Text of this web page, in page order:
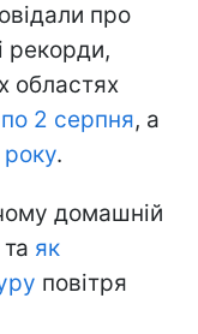
про
рекорди,
областях
2 серпня, а
.
домашній
як
повітря